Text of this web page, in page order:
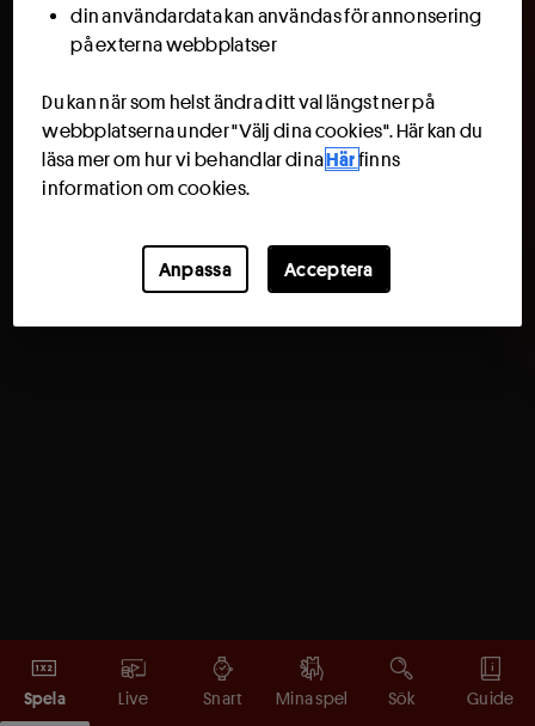
Spela Live Snart Mina spel Sök Guide
din användardata kan användas för annonsering
på externa webbplatser
Du kan när som helst ändra ditt val längst ner på
webbplatserna under "Välj dina cookies". Här kan du
läsa mer om hur vi behandlar dinaHär finns
information om cookies.
Anpassa Acceptera